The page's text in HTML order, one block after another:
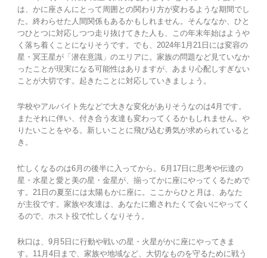
は、かに座さんにとって周囲との関わり方が変わるような期間でし
た。終わらせた人間関係もあるかもしれません。そんななか、ひと
つひとつに対応しつつ走り抜けてきた人も、この年末年始はようや
く落ち着くことになりそうです。でも、2024年1月21日には変容の
星・冥王星が「潜在意識」のエリアに。家族の問題など見ていなか
ったことが現実になる可能性はありますが、あまり心配しすぎない
ことが大切です。起きたことに対応していきましょう。
学校やアルバイト先などで大きな変化がありそうなのは4月です。
またそれに伴い、付き合う友達も変わってくるかもしれません。や
りたいことをやる。新しいことに飛び込む勇気が求められていると
き。
忙しくなるのは6月の後半に入ってから。6月17日に思考や伝達の
星・水星と愛と美の星・金星が、揃ってかに座にやってくるためで
す。21日の夏至には太陽もかに座に。ここからひと月は、あなた
が主役です。家族や友達は、あなたに癒されたくて会いにやってく
るので、ホスト役で忙しくなりそう。
秋口は、9月5日に行動や戦いの星・火星がかに座にやってきま
す。11月4日まで、家族や地域など、大切なものを守るために戦う